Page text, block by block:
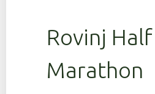
Rovinj Half
Marathon